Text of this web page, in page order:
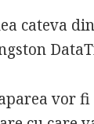
cateva
vor fi